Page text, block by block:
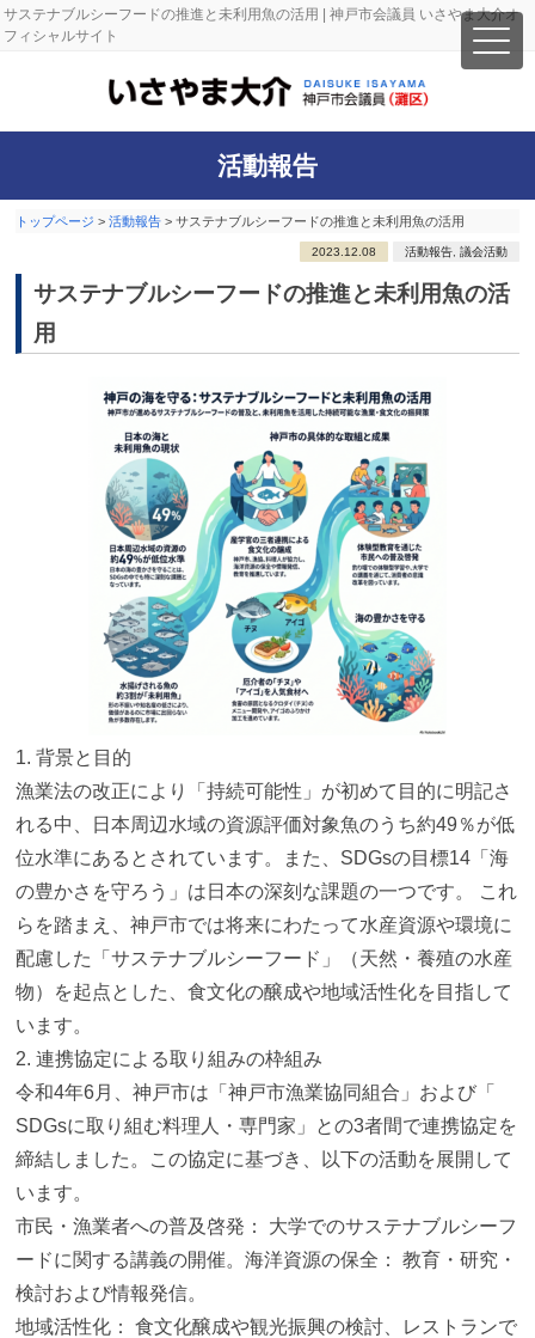
サステナブルシーフードの推進と未利用魚の活用 | 神戸市会議員 いさやま大介オ
フィシャルサイト
活動報告
トップページ >活動報告 >サステナブルシーフードの推進と未利用魚の活用
2023.12.08 活動報告, 議会活動
サステナブルシーフードの推進と未利用魚の活
用
1. 背景と目的
漁業法の改正により「持続可能性」が初めて目的に明記さ
れる中、
日本周辺水域の資源評価対象魚のうち約49％が低
位水準にあるとされています。また、SDGsの目標14「海
の豊かさを守ろう」は日本の深刻な課題の一つです。 これ
らを踏まえ、神戸市では将来にわたって水産資源や環境に
配慮した「サステナブルシーフード」（天然・養殖の水産
物）を起点とした、食文化の醸成や地域活性化を目指して
います。
2. 連携協定による取り組みの枠組み
令和4年6月、神戸市は「神戸市漁業協同組合」および「
SDGsに取り組む料理人・専門家」 との3者間で連携協定を
締結しました。この協定に基づき、
以下の活動を展開して
います。
市民・漁業者への普及啓発： 大学でのサステナブルシーフ
ードに関する講義の開催。海洋資源の保全： 教育・研究・
検討および情報発信。
地域活性化： 食文化醸成や観光振興の検討、レストランで